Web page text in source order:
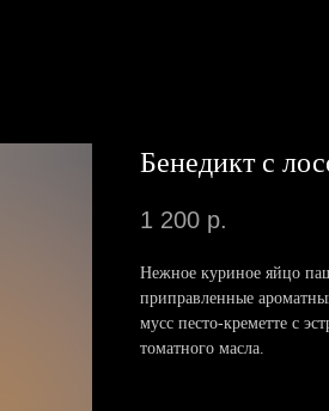
Бенедикт с
1 200 р.
Нежное куриное яйцо
приправленные
мусс песто-креметте с
томатного масла.